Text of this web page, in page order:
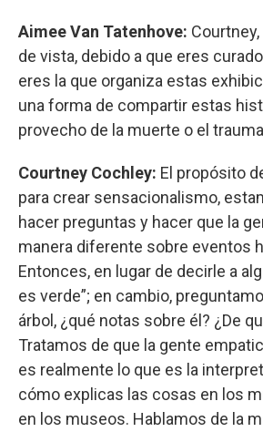
Aimee Van Tatenhove:
de vista, debido a que eres
eres la que organiza estas
una forma de compartir estas
provecho de la muerte o el
Courtney Cochley: El propósito
para crear sensacionalismo,
hacer preguntas y hacer que la
manera diferente sobre eventos
Entonces, en lugar de decirle a
es verde”; en cambio,
árbol, ¿qué notas sobre él? ¿De
Tratamos de que la gente
es realmente lo que es la
cómo explicas las cosas en los
en los museos. Hablamos de la